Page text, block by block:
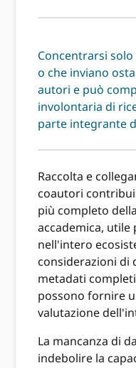
Concentrarsi
o che inviano
autori e può
involontaria di
parte integrante
Raccolta e
coautori
più completo
accademica,
nell'intero
considerazioni di
metadati
possono fornire
valutazione
La mancanza di
indebolire la